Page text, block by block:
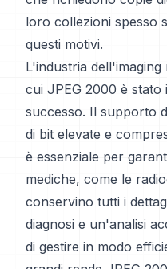
loro collezioni spesso
questi motivi.
L'industria
cui JPEG 2000 è
successo. Il supporto
di bit elevate e
è essenziale per
mediche, come le
conservino tutti i
diagnosi e un'analisi
di gestire in modo